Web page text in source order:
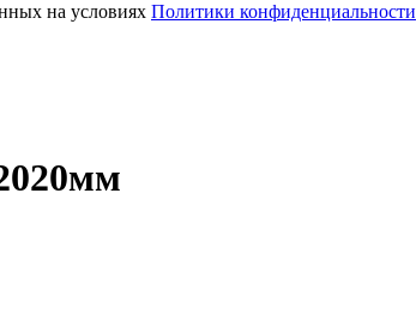
на условиях Политики конфиденциальности